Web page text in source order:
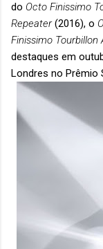
do Octo Finissimo
Repeater (2016), o
Finissimo
destaques em
Londres no Prêmio